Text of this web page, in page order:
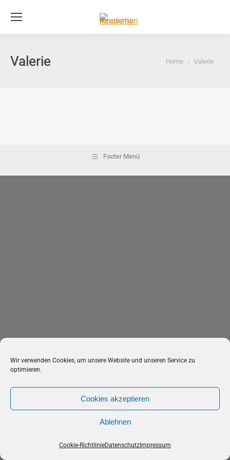
Wir verwenden Cookies, um unsere Website und unseren Service zu
optimieren.
Cookies akzeptieren
Ablehnen
Cookie-RichtlinieDatenschutz Impressum
Valerie You are here:
Home Valerie
Footer Menü